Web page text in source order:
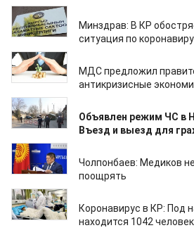
20.03.2020
Минздрав: В КР
ситуация по
20.03.2020
МДС предложил
антикризисные
20.03.2020
Объявлен режим ЧС в
Въезд и выезд для
20.03.2020
Чолпонбаев: Медиков
поощрять
20.03.2020
Коронавирус в КР: Под
находится 1042